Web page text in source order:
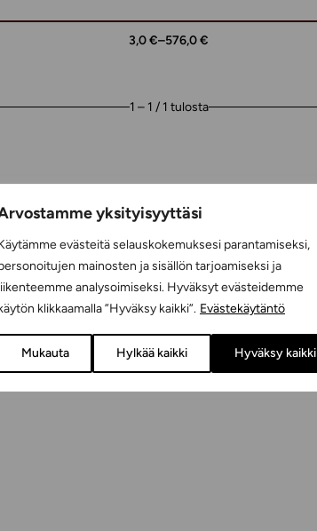
yksityisyyttäsi
evästeitä selauskokemuksesi parantamiseksi,
mainosten ja sisällön tarjoamiseksi ja
analysoimiseksi. Hyväksyt evästeidemme
klikkaamalla ”Hyväksy kaikki”. Evästekäytäntö
Mukauta Hylkää kaikki Hyväksy kaikki
3,0 €–576,0 €
1 – 1 / 1 tulosta